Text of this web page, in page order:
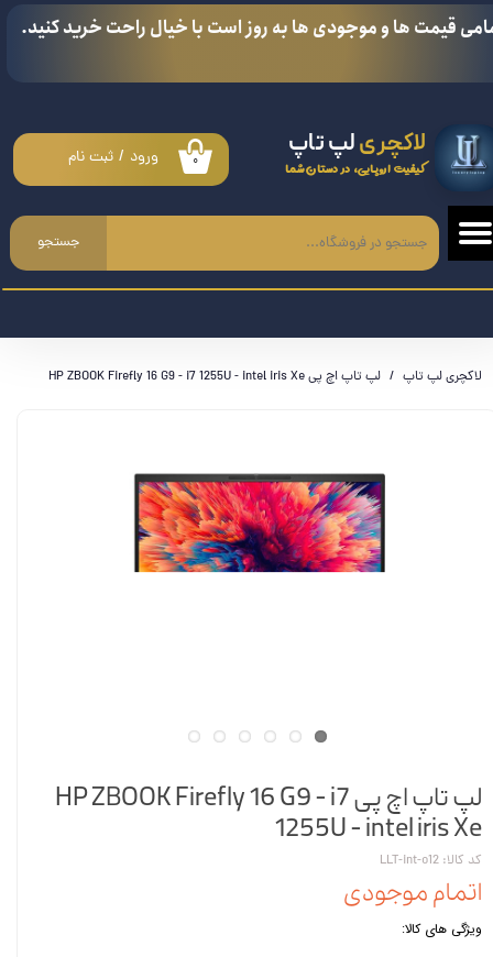
لاکچریلپ تاپ
کیفیت اروپایی، در دستان شما
جستجو
۰ ورود / ثبت نام
حساب کاربری من
سفارشات
خروج از حساب کاربری
قیمت ها و موجودی ها به روز است با خیال راحت خرید کنید.
لاکچری لپ تاپ لپ تاپ اچ پی HP ZBOOK Firefly 16 G9 - i7 1255U - intel iris Xe
لپ تاپ اچ پی HP ZBOOK Firefly 16 G9 - i7
1255U - intel iris Xe
کد کالا: LLT-int-o12
اتمام موجودی
ویژگی های کالا: